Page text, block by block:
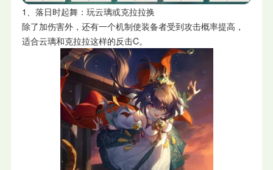
1、落日时起舞：玩云璃或克拉拉换
除了加伤害外，还有一个机制使装备者受到攻击概率提高，
适合云璃和克拉拉这样的反击C。